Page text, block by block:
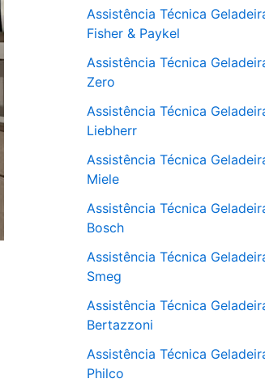
Assistência Técnica
Fisher & Paykel
Assistência Técnica
Zero
Assistência Técnica
Liebherr
Assistência Técnica
Miele
Assistência Técnica
Bosch
Assistência Técnica
Smeg
Assistência Técnica
Bertazzoni
Assistência Técnica
Philco